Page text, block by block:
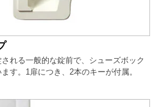
れる一般的な錠前で、シューズボック
す。1扉につき、2本のキーが付属。